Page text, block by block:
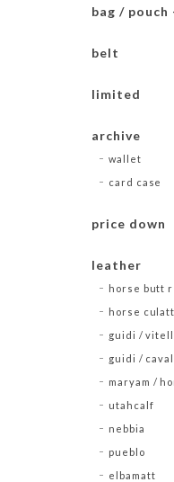
bag / pouch
belt
limited
archive
wallet
card case
price down
leather
horse butt
horse
guidi /
guidi /
maryam /
utahcalf
nebbia
pueblo
elbamatt